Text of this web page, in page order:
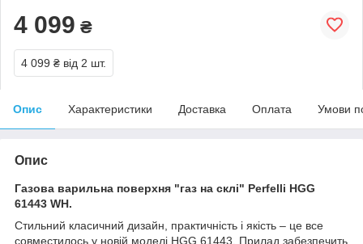
4 099 ₴
4 099 ₴ від 2 шт.
Опис Характеристики Доставка Оплата Умови
Опис
Газова варильна поверхня "газ на склі" Perfelli HGG
61443 WH.
Стильний класичний дизайн, практичність і якість – це все
совместилось у новій моделі HGG 61443. Прилад забезпечить